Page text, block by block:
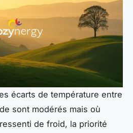
écarts de température entre
sont modérés mais où
de froid, la priorité